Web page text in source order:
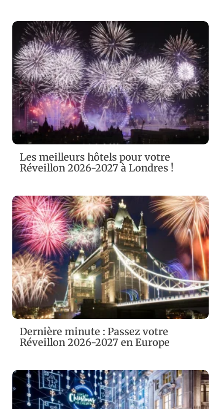
ZOOM VIEW
Les meilleurs hôtels pour votre
Réveillon 2026-2027 à Londres !
ZOOM VIEW
Dernière minute : Passez votre
Réveillon 2026-2027 en Europe